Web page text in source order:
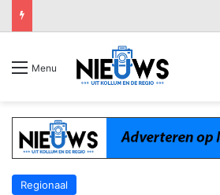
Menu
Regionaal